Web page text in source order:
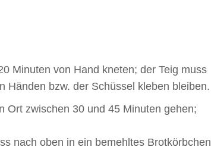
Minuten von Hand kneten; der Teig muss
Händen bzw. der Schüssel kleben bleiben.
Ort zwischen 30 und 45 Minuten gehen;
nach oben in ein bemehltes Brotkörbchen